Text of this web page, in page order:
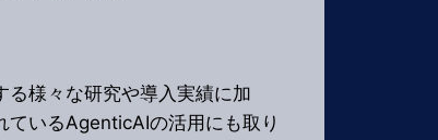
る様々な研究や導入実績に加
ているAgenticAIの活用にも取り